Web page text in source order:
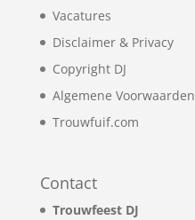
Vacatures
Disclaimer & Privacy
Copyright DJ
Algemene Voorwaarden
Trouwfuif.com
Contact
Trouwfeest DJ